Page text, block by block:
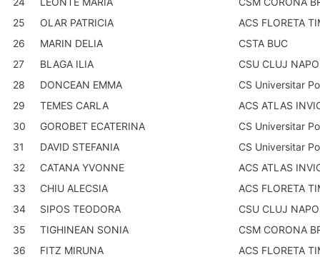
25
OLAR PATRICIA
ACS FLORETA
26
MARIN DELIA
CSTA BUC
27
BLAGA ILIA
CSU CLUJ
28
DONCEAN EMMA
CS Universitar
29
TEMES CARLA
ACS ATLAS
30
GOROBET ECATERINA
CS Universitar
31
DAVID STEFANIA
CS Universitar
32
CATANA YVONNE
ACS ATLAS
33
CHIU ALECSIA
ACS FLORETA
34
SIPOS TEODORA
CSU CLUJ
35
TIGHINEAN SONIA
CSM CORONA
36
FITZ MIRUNA
ACS FLORETA